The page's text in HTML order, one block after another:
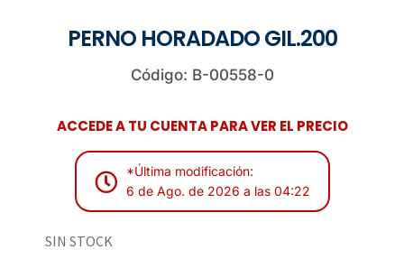
PERNO HORADADO GIL.200
Código: B-00558-0
ACCEDE A TU CUENTA PARA VER EL PRECIO
*Última modificación:
6 de Ago. de 2026 a las 04:22
SIN STOCK